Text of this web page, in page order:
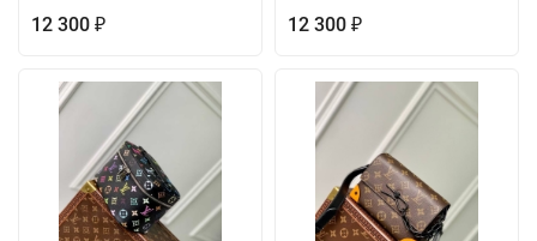
12 300 ₽ 12 300 ₽